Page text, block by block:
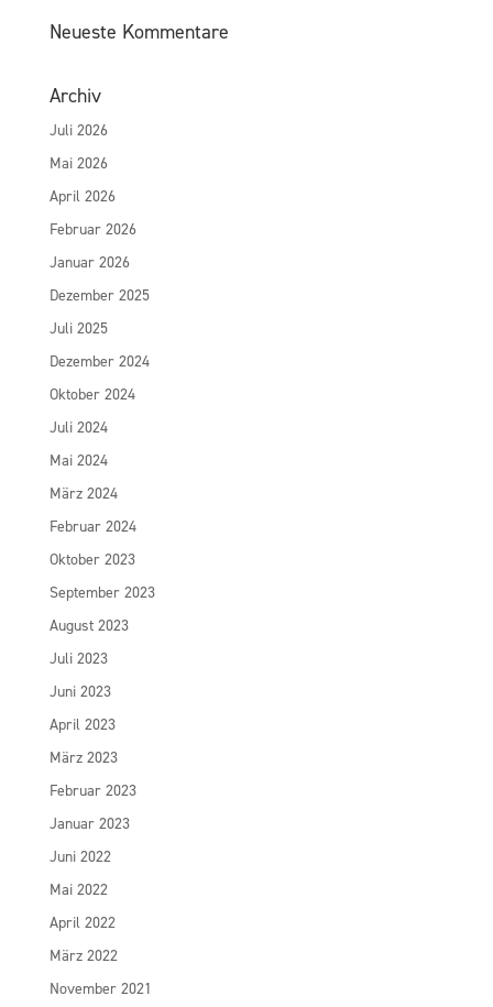
Neueste Kommentare
Archiv
Juli 2026
Mai 2026
April 2026
Februar 2026
Januar 2026
Dezember 2025
Juli 2025
Dezember 2024
Oktober 2024
Juli 2024
Mai 2024
März 2024
Februar 2024
Oktober 2023
September 2023
August 2023
Juli 2023
Juni 2023
April 2023
März 2023
Februar 2023
Januar 2023
Juni 2022
Mai 2022
April 2022
März 2022
November 2021